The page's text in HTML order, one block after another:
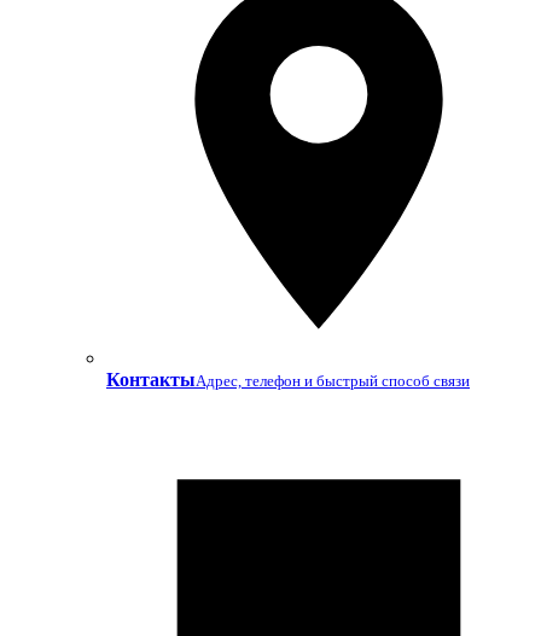
КонтактыАдрес, телефон и быстрый способ связи